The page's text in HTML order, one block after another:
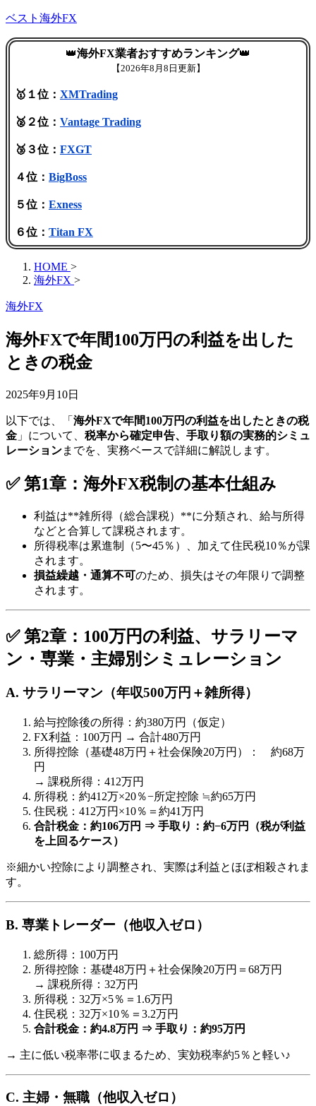
ベスト海外FX
👑海外FX業者おすすめランキング👑
【2026年8月8日更新】
🥇１位： XMTrading
🥈２位： Vantage Trading
🥉３位： FXGT
４位： BigBoss
５位： Exness
６位： Titan FX
HOME >
海外FX >
海外FX
海外FXで年間100万円の利益を出した
ときの税金
2025年9月10日
以下では、「 海外FXで年間100万円の利益を出したときの税
金 」について、 税率から確定申告、手取り額の実務的シミュ
レーションまでを、実務ベースで詳細に解説します。
✅ 第1章：海外FX税制の基本仕組み
利益は**雑所得（総合課税）**に分類され、給与所得
などと合算して課税されます。
所得税率は累進制（5〜45％）、加えて住民税10％が課
されます。
損益繰越・通算不可のため、損失はその年限りで調整
されます。
✅ 第2章：100万円の利益、サラリーマ
ン・専業・主婦別シミュレーション
A. サラリーマン（年収500万円＋雑所得）
給与控除後の所得：約380万円（仮定）
FX利益：100万円 → 合計480万円
所得控除（基礎48万円＋社会保険20万円）： 約68万
円
→ 課税所得：412万円
所得税：約412万×20％−所定控除 ≒約65万円
住民税：412万円×10％＝約41万円
合計税金：約106万円 ⇒ 手取り：約−6万円（税が利益
を上回るケース）
※細かい控除により調整され、実際は利益とほぼ相殺されま
す。
B. 専業トレーダー（他収入ゼロ）
総所得：100万円
所得控除：基礎48万円＋社会保険20万円＝68万円
→ 課税所得：32万円
所得税：32万×5％＝1.6万円
住民税：32万×10％＝3.2万円
合計税金：約4.8万円 ⇒ 手取り：約95万円
→ 主に低い税率帯に収まるため、実効税率約5％と軽い♪
C. 主婦・無職（他収入ゼロ）